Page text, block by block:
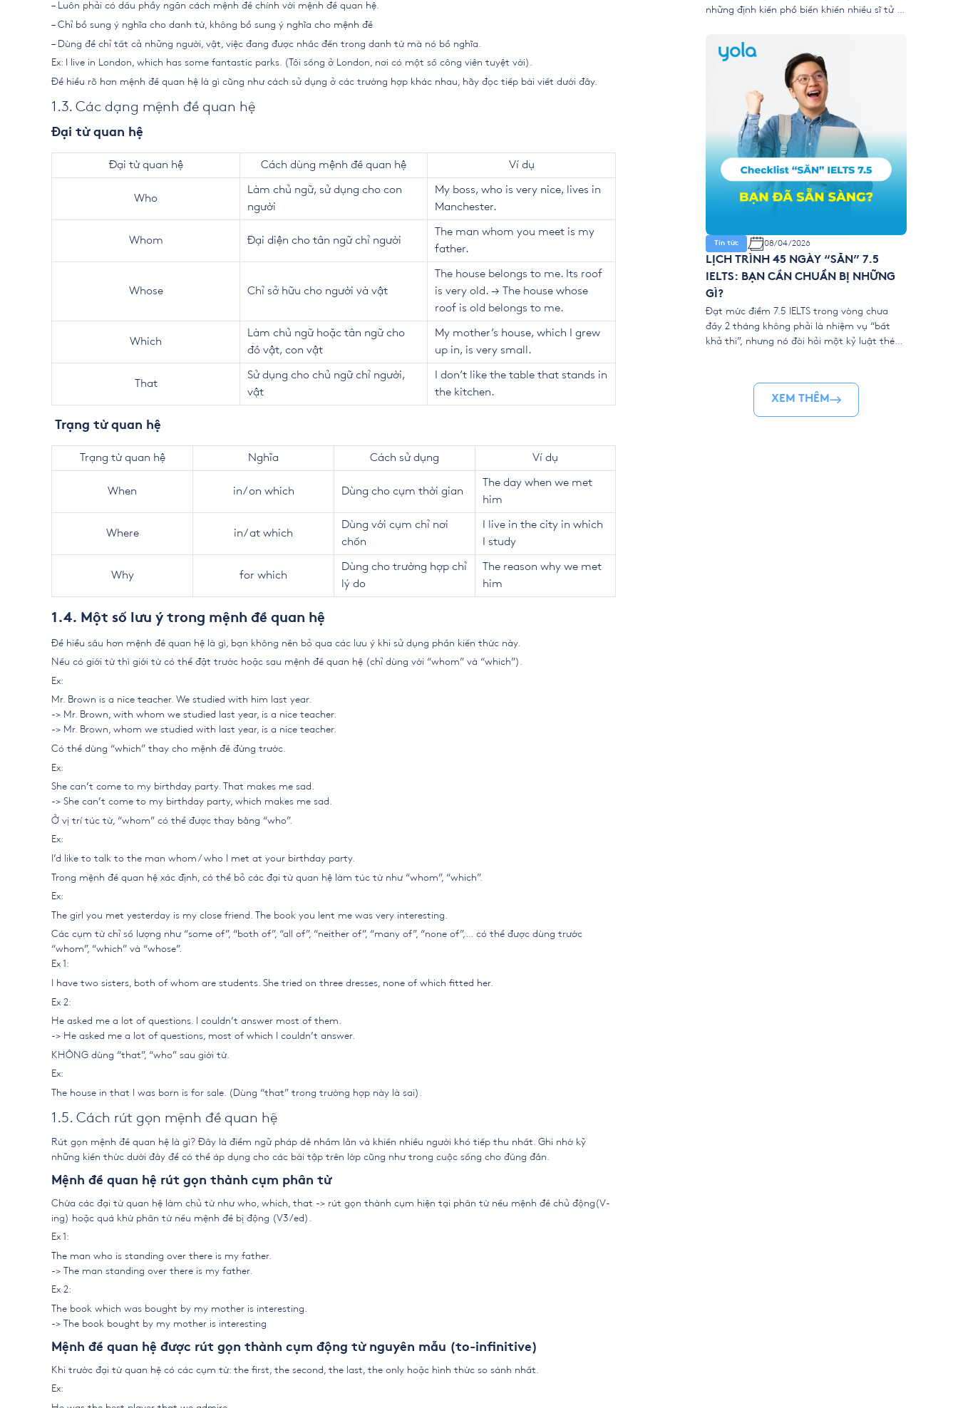
– Luôn phải có dấu phẩy ngăn cách mệnh đề chính với mệnh đề quan hệ.
– Chỉ bổ sung ý nghĩa cho danh từ, không bổ sung ý nghĩa cho mệnh đề
– Dùng để chỉ tất cả những người, vật, việc đang được nhắc đến trong danh từ mà nó bổ nghĩa.
Ex: I live in London, which has some fantastic parks. (Tôi sống ở London, nơi có một số công viên tuyệt vời).
Để hiểu rõ hơn mệnh đề quan hệ là gì cũng như cách sử dụng ở các trường hợp khác nhau, hãy đọc tiếp bài viết dưới đây.
1.3. Các dạng mệnh đề quan hệ
Đại từ quan hệ
Đại từ quan hệ Cách dùng mệnh đề quan hệ Ví dụ
Who
Làm chủ ngữ, sử dụng cho con
người
My boss, who is very nice, lives in
Manchester.
Whom Đại diện cho tân ngữ chỉ người
The man whom you meet is my
father.
Whose Chỉ sở hữu cho người và vật
The house belongs to me. Its roof
is very old. → The house whose
roof is old belongs to me.
Which
Làm chủ ngữ hoặc tân ngữ cho
đồ vật, con vật
My mother’s house, which I grew
up in, is very small.
That
Sử dụng cho chủ ngữ chỉ người,
vật
I don’t like the table that stands in
the kitchen.
Trạng từ quan hệ
Trạng từ quan hệ Nghĩa Cách sử dụng Ví dụ
When in/ on which Dùng cho cụm thời gian
The day when we met
him
Where in/ at which
Dùng với cụm chỉ nơi
chốn
I live in the city in which
I study
Why for which
Dùng cho trường hợp chỉ
lý do
The reason why we met
him
1.4. Một số lưu ý trong mệnh đề quan hệ
Để hiểu sâu hơn mệnh đề quan hệ là gì, bạn không nên bỏ qua các lưu ý khi sử dụng phần kiến thức này.
Nếu có giới từ thì giới từ có thể đặt trước hoặc sau mệnh đề quan hệ (chỉ dùng với “whom” và “which”).
Ex:
Mr. Brown is a nice teacher. We studied with him last year.
-> Mr. Brown, with whom we studied last year, is a nice teacher.
-> Mr. Brown, whom we studied with last year, is a nice teacher.
Có thể dùng “which” thay cho mệnh đề đứng trước.
Ex:
She can’t come to my birthday party. That makes me sad.
-> She can’t come to my birthday party, which makes me sad.
Ở vị trí túc từ, “whom” có thể được thay bằng “who”.
Ex:
I’d like to talk to the man whom / who I met at your birthday party.
Trong mệnh đề quan hệ xác định, có thể bỏ các đại từ quan hệ làm túc từ như “whom”, “which”.
Ex:
The girl you met yesterday is my close friend. The book you lent me was very interesting.
Các cụm từ chỉ số lượng như “some of”, “both of”, “all of”, “neither of”, “many of”, “none of”,… có thể được dùng trước
“whom”, “which” và “whose”.
Ex 1:
I have two sisters, both of whom are students. She tried on three dresses, none of which fitted her.
Ex 2:
He asked me a lot of questions. I couldn’t answer most of them.
-> He asked me a lot of questions, most of which I couldn’t answer.
KHÔNG dùng “that”, “who” sau giới từ.
Ex:
The house in that I was born is for sale. (Dùng “that” trong trường hợp này là sai).
1.5. Cách rút gọn mệnh đề quan hệ
Rút gọn mệnh đề quan hệ là gì? Đây là điểm ngữ pháp dễ nhầm lẫn và khiến nhiều người khó tiếp thu nhất. Ghi nhớ kỹ
những kiến thức dưới đây để có thể áp dụng cho các bài tập trên lớp cũng như trong cuộc sống cho đúng đắn.
Mệnh đề quan hệ rút gọn thành cụm phân từ
Chứa các đại từ quan hệ làm chủ từ như who, which, that -> rút gọn thành cụm hiện tại phân từ nếu mệnh đề chủ động(V-
ing) hoặc quá khứ phân từ nếu mệnh đề bị động (V3/ed).
Ex 1:
The man who is standing over there is my father.
-> The man standing over there is my father.
Ex 2:
The book which was bought by my mother is interesting.
-> The book bought by my mother is interesting
Mệnh đề quan hệ được rút gọn thành cụm động từ nguyên mẫu (to-infinitive)
Khi trước đại từ quan hệ có các cụm từ: the first, the second, the last, the only hoặc hình thức so sánh nhất.
Ex:
những định kiến phổ biến khiến nhiều sĩ tử e
và du học năm 2026 ngày […]
Tin tức 08/04/2026
LỊCH TRÌNH 45 NGÀY “SĂN” 7.5
IELTS: BẠN CẦN CHUẨN BỊ NHỮNG
GÌ?
Đạt mức điểm 7.5 IELTS trong vòng chưa
đầy 2 tháng không phải là nhiệm vụ “bất
khả thi”, nhưng nó đòi hỏi một kỷ luật thép
YOLA là một cuộc đua marathon rút ngắn.
Để “về đích” […]XEM THÊM